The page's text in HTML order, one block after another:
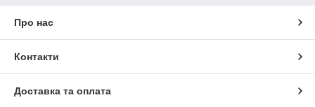
Про нас
Контакти
Доставка та оплата